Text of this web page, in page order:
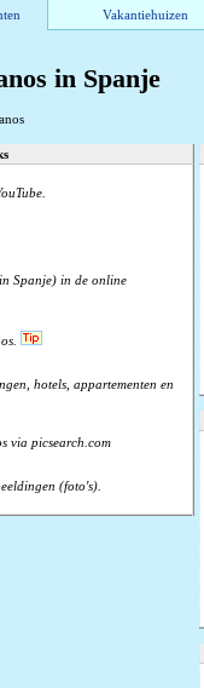
Vakantiehuizen
in Spanje
Spanje) in de online
hotels, appartementen en
via picsearch.com
(foto's).